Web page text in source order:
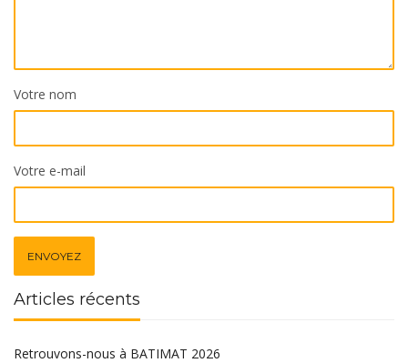
Votre nom
Votre e-mail
Articles récents
Retrouvons-nous à BATIMAT 2026